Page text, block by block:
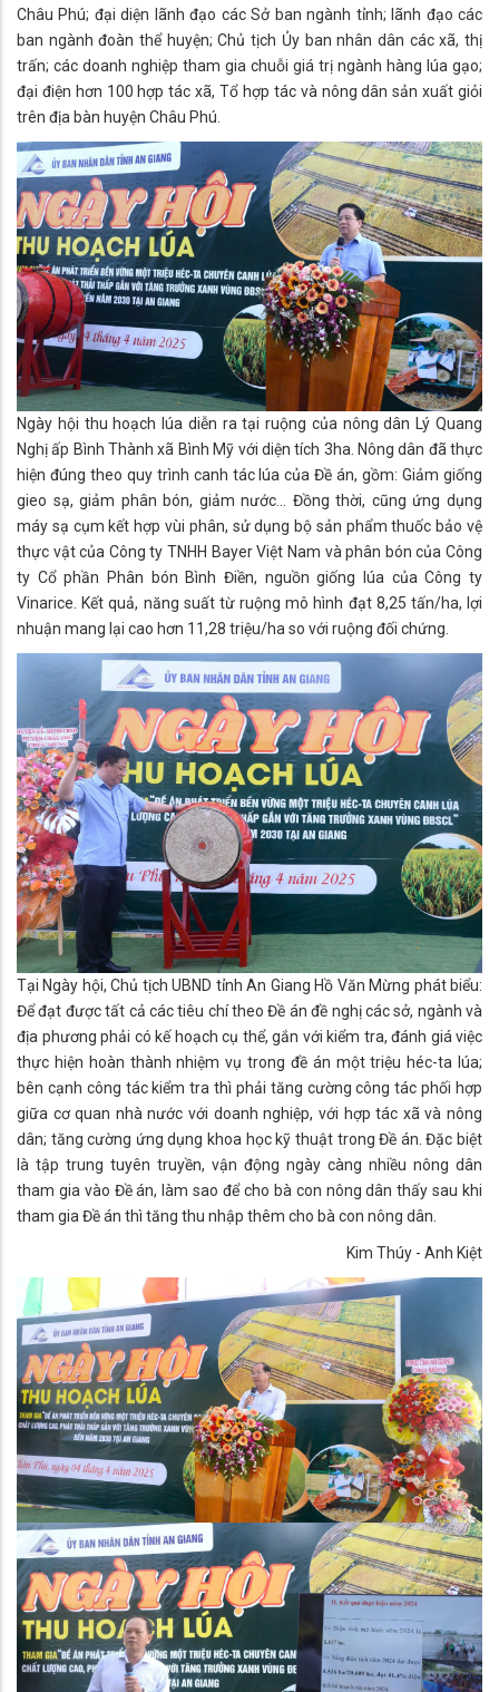
Châu Phú; đại diện lãnh đạo các Sở ban ngành tỉnh; lãnh đạo các
ban ngành đoàn thể huyện; Chủ tịch Ủy ban nhân dân các xã, thị
trấn; các doanh nghiệp tham gia chuỗi giá trị ngành hàng lúa gạo;
đại điện hơn 100 hợp tác xã, Tổ hợp tác và nông dân sản xuất giỏi
trên địa bàn huyện Châu Phú.
Ngày hội thu hoạch lúa diễn ra tại ruộng của nông dân Lý Quang
Nghị ấp Bình Thành xã Bình Mỹ với diện tích 3ha. Nông dân đã thực
hiện đúng theo quy trình canh tác lúa của Đề án, gồm: Giảm giống
gieo sạ, giảm phân bón, giảm nước... Đồng thời, cũng ứng dụng
máy sạ cụm kết hợp vùi phân, sử dụng bộ sản phẩm thuốc bảo vệ
thực vật của Công ty TNHH Bayer Việt Nam và phân bón của Công
ty Cổ phần Phân bón Bình Điền, nguồn giống lúa của Công ty
Vinarice. Kết quả, năng suất từ ruộng mô hình đạt 8,25 tấn/ha, lợi
nhuận mang lại cao hơn 11,28 triệu/ha so với ruộng đối chứng.
Tại Ngày hội, Chủ tịch UBND tỉnh An Giang Hồ Văn Mừng phát biểu:
Để đạt được tất cả các tiêu chí theo Đề án đề nghị các sở, ngành và
địa phương phải có kế hoạch cụ thể, gắn với kiểm tra, đánh giá việc
thực hiện hoàn thành nhiệm vụ trong đề án một triệu héc-ta lúa;
bên cạnh công tác kiểm tra thì phải tăng cường công tác phối hợp
giữa cơ quan nhà nước với doanh nghiệp, với hợp tác xã và nông
dân; tăng cường ứng dụng khoa học kỹ thuật trong Đề án. Đặc biệt
là tập trung tuyên truyền, vận động ngày càng nhiều nông dân
tham gia vào Đề án, làm sao để cho bà con nông dân thấy sau khi
tham gia Đề án thì tăng thu nhập thêm cho bà con nông dân.
Kim Thúy - Anh Kiệt